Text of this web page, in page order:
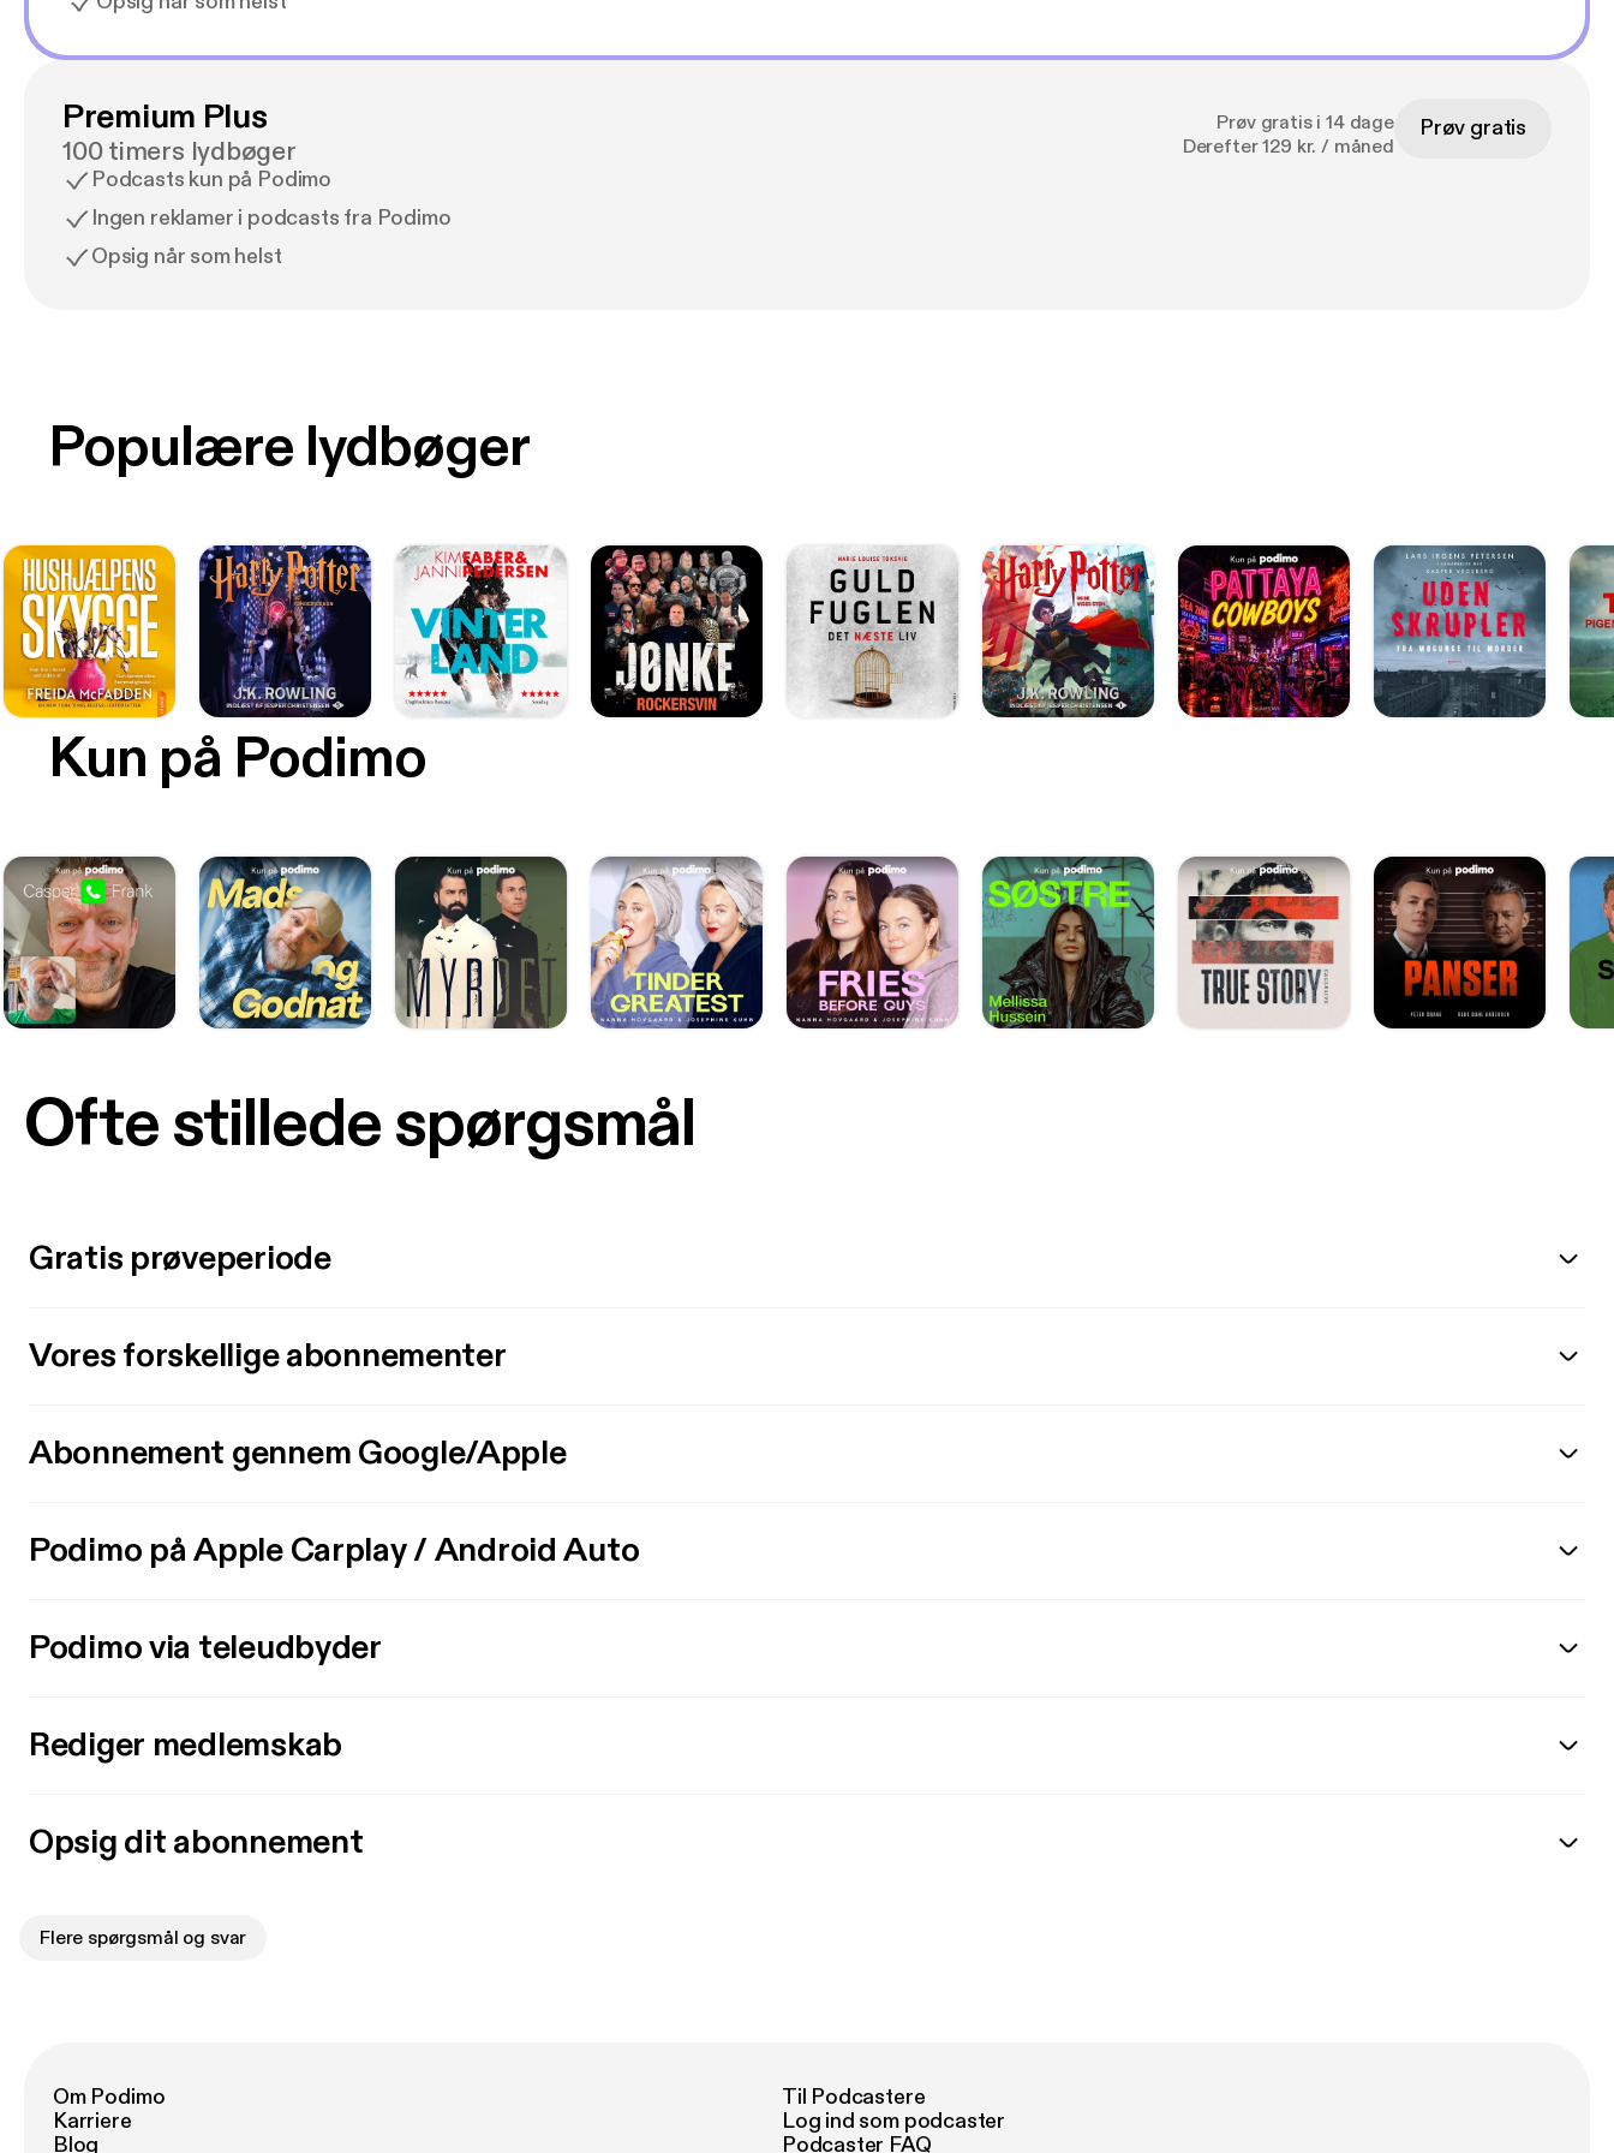
Premium Plus
100 timers lydbøger
Podcasts kun på Podimo
Ingen reklamer i podcasts fra Podimo
Opsig når som helst
Prøv gratis i 14 dage
Derefter 129 kr. / måned
Prøv gratis
Kun på Podimo
Populære lydbøger
Ofte stillede spørgsmål
Gratis prøveperiode
Vores forskellige abonnementer
Abonnement gennem Google/Apple
Podimo på Apple Carplay / Android Auto
Podimo via teleudbyder
Rediger medlemskab
Opsig dit abonnement
Flere spørgsmål og svar
Om Podimo
Karriere
Blog
Til Podcastere
Log ind som podcaster
Podcaster FAQ